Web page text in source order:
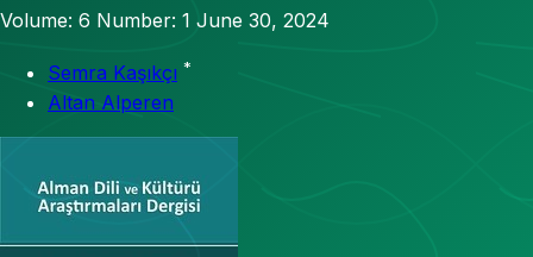
Volume: 6 Number: 1 June 30, 2024
Semra Kaşıkçı *
Altan Alperen